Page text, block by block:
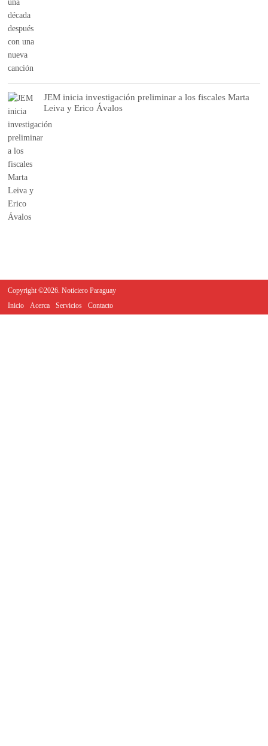
JEM inicia investigación preliminar a los fiscales Marta
Leiva y Erico Ávalos
Copyright ©2026. Noticiero Paraguay
Inicio
Acerca Servicios Contacto